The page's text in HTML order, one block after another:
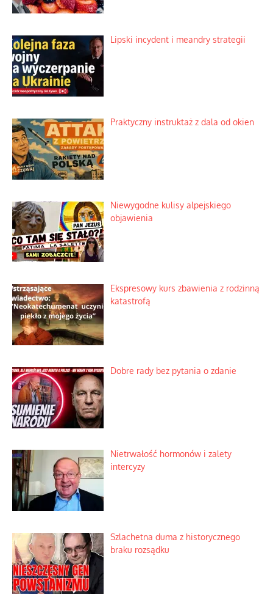
Lipski incydent i meandry strategii
Praktyczny instruktaż z dala od okien
Niewygodne kulisy alpejskiego
objawienia
Ekspresowy kurs zbawienia z rodzinną
katastrofą
Dobre rady bez pytania o zdanie
Nietrwałość hormonów i zalety
intercyzy
Szlachetna duma z historycznego
braku rozsądku